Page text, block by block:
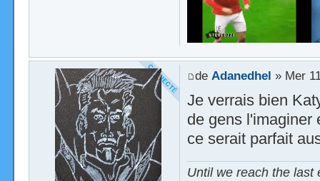
de Adanedhel » Mer
Je verrais bien
de gens l'imaginer
ce serait parfait
Until we reach the last